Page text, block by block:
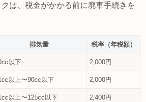
は、税金がかかる前に廃車手続きを
排気量 税率（年税額）
以下 2,000円
以上〜90cc以下 2,000円
以上〜125cc以下 2,400円